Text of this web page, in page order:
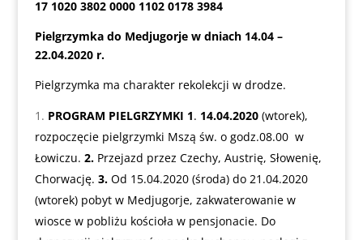
17 1020 3802 0000 1102 0178 3984
Pielgrzymka do Medjugorje w dniach 14.04 –
22.04.2020 r.
Pielgrzymka ma charakter rekolekcji w drodze.
PROGRAM PIELGRZYMKI 1. 14.04.2020(wtorek),
rozpoczęcie pielgrzymki Mszą św. o godz.08.00 w
Łowiczu. 2.Przejazd przez Czechy, Austrię, Słowenię,
Chorwację. 3.Od 15.04.2020 (środa) do 21.04.2020
(wtorek) pobyt w Medjugorje, zakwaterowanie w
wiosce w pobliżu kościoła w pensjonacie. Do